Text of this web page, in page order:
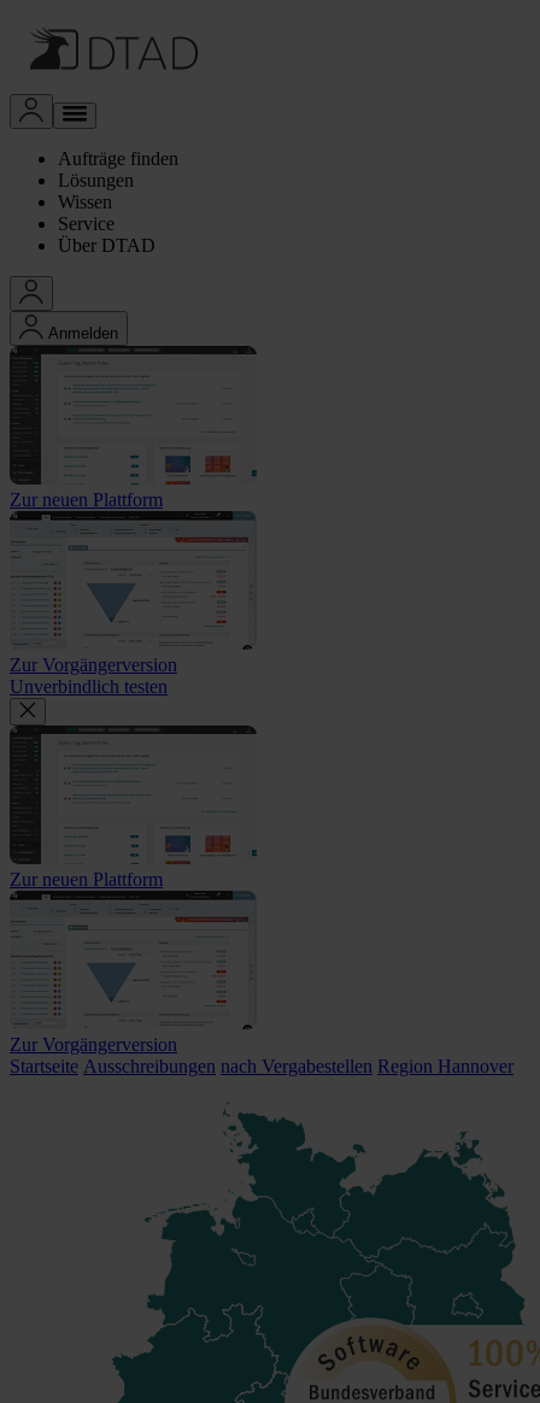
Aufträge finden
Lösungen
Wissen
Service
Über DTAD
Anmelden
Zur neuen Plattform
Zur Vorgängerversion
Unverbindlich testen
Zur neuen Plattform
Zur Vorgängerversion
Startseite Ausschreibungen nach Vergabestellen Region Hannover